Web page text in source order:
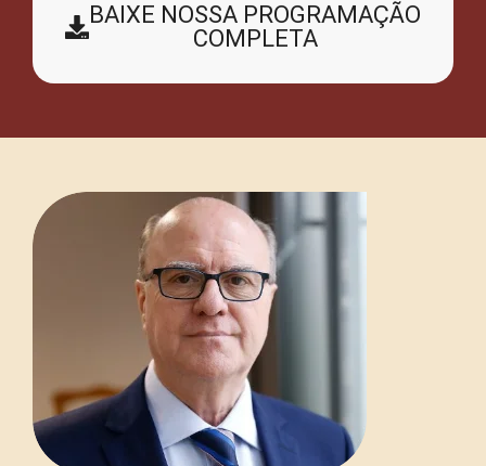
BAIXE NOSSA PROGRAMAÇÃO
COMPLETA